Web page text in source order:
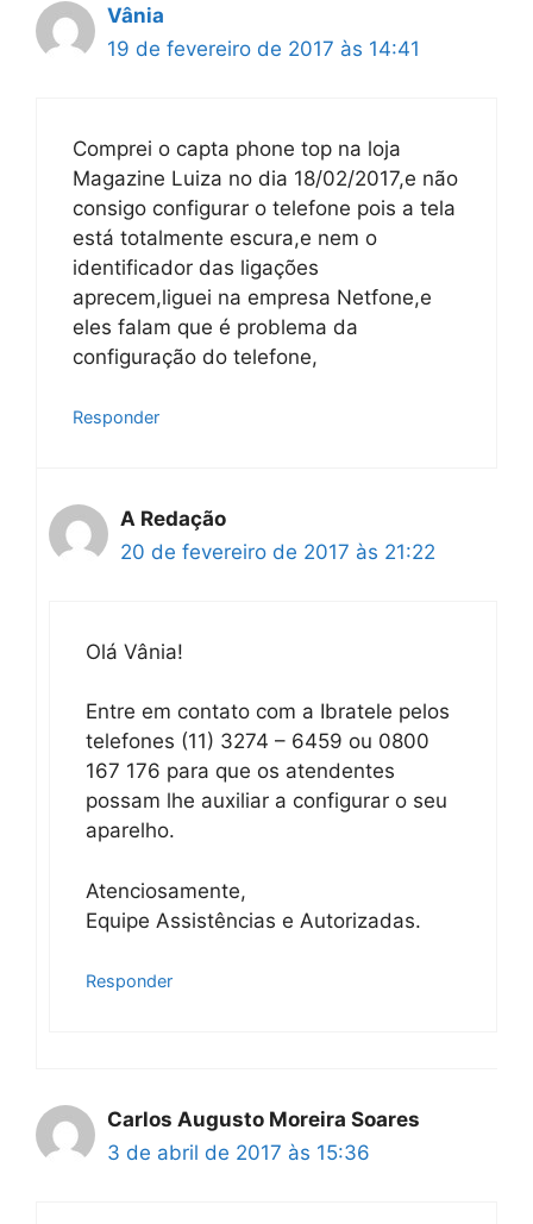
Vânia
19 de fevereiro de 2017 às 14:41
Comprei o capta phone top na loja
Magazine Luiza no dia 18/02/2017,e não
consigo configurar o telefone pois a tela
está totalmente escura,e nem o
identificador das ligações
aprecem,liguei na empresa Netfone,e
eles falam que é problema da
configuração do telefone,
Responder
A Redação
20 de fevereiro de 2017 às 21:22
Olá Vânia!
Entre em contato com a Ibratele pelos
telefones (11) 3274 – 6459 ou 0800
167 176 para que os atendentes
possam lhe auxiliar a configurar o seu
aparelho.
Atenciosamente,
Equipe Assistências e Autorizadas.
Responder
Carlos Augusto Moreira Soares
3 de abril de 2017 às 15:36